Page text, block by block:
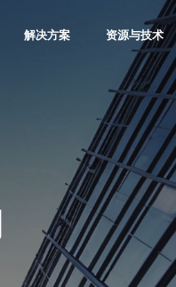
解决方案
数据中心
其他
资源与技术
软件与license
IP资源
微视频
大学计划
合作伙伴